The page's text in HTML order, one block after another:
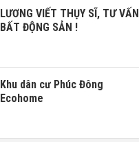
LƯƠNG VIẾT THỤY SĨ, TƯ VẤN
BẤT ĐỘNG SẢN !
Khu dân cư Phúc Đông
Ecohome